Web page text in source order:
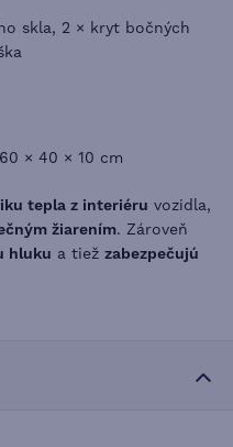
skla, 2 × kryt bočných
× 40 × 10 cm
tepla z interiéru vozidla,
žiarením. Zároveň
hluku a tiež zabezpečujú